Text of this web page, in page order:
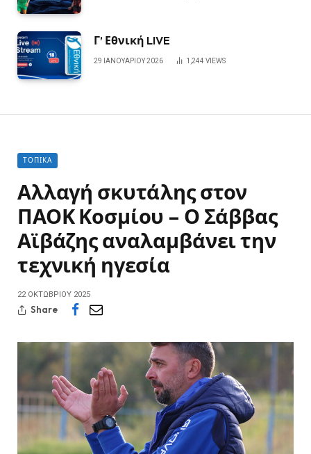
Γ’ Εθνική LIVE
29 ΙΑΝΟΥΑΡΊΟΥ 2026 1,244 VIEWS
ΤΟΠΙΚΆ
Αλλαγή σκυτάλης στον
ΠΑΟΚ Κοσμίου – Ο Σάββας
Αϊβάζης αναλαμβάνει την
τεχνική ηγεσία
22 ΟΚΤΩΒΡΊΟΥ 2025
Share